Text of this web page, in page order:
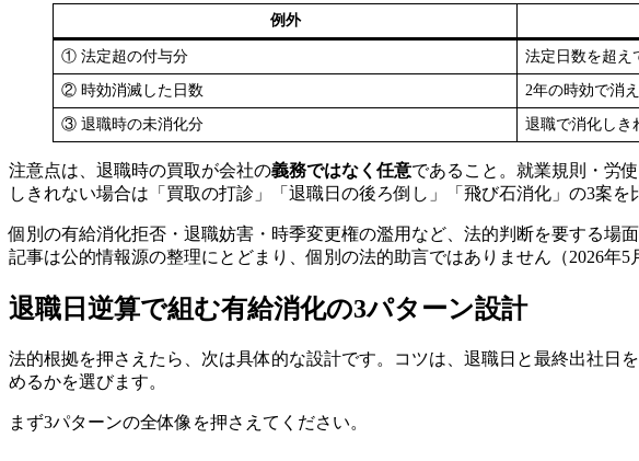
例外
① 法定超の付与分 法定日数を超え
② 時効消滅した日数 2年の時効で消
③ 退職時の未消化分 退職で消化しき
注意点は、退職時の買取が会社の義務ではなく任意であること。就業規則・労
しきれない場合は「買取の打診」「退職日の後ろ倒し」「飛び石消化」の3案を
個別の有給消化拒否・退職妨害・時季変更権の濫用など、法的判断を要する場面
記事は公的情報源の整理にとどまり、個別の法的助言ではありません（2026年5
退職日逆算で組む有給消化の3パターン設計
法的根拠を押さえたら、次は具体的な設計です。コツは、退職日と最終出社日
めるかを選びます。
まず3パターンの全体像を押さえてください。